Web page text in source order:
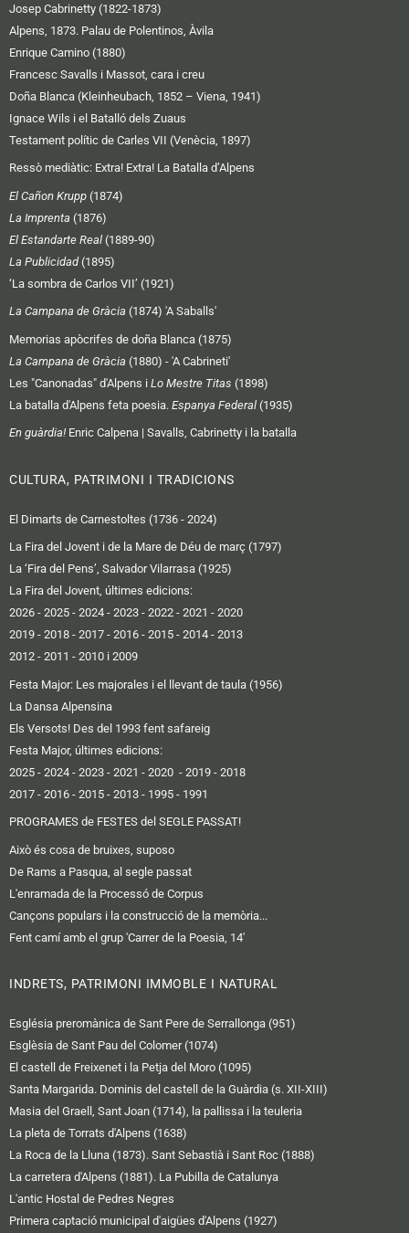
Josep Cabrinetty (1822-1873)
Alpens, 1873. Palau de Polentinos, Àvila
Enrique Camino (1880)
Francesc Savalls i Massot, cara i creu
Doña Blanca (Kleinheubach, 1852 – Viena, 1941)
Ignace Wils i el Batalló dels Zuaus
Testament polític de Carles VII (Venècia, 1897)
Ressò mediàtic: Extra! Extra! La Batalla d’Alpens
El Cañon Krupp (1874)
La Imprenta (1876)
El Estandarte Real (1889-90)
La Publicidad(1895)
‘La sombra de Carlos VII’ (1921)
La Campana de Gràcia (1874) 'A Saballs'
Memorias apòcrifes de doña Blanca (1875)
La Campana de Gràcia (1880) - 'A Cabrineti'
Les "Canonadas" d'Alpens i Lo Mestre Titas (1898)
La batalla d'Alpens feta poesia. Espanya Federal (1935)
En guàrdia! Enric Calpena | Savalls, Cabrinetty i la batalla
CULTURA, PATRIMONI I TRADICIONS
El Dimarts de Carnestoltes (1736 - 2024)
La Fira del Jovent i de la Mare de Déu de març (1797)
La ‘Fira del Pens’, Salvador Vilarrasa (1925)
La Fira del Jovent, últimes edicions:
2026 - 2025 - 2024 - 2023 - 2022 - 2021 - 2020
2019 - 2018 - 2017 - 2016 - 2015 - 2014 - 2013
2012 - 2011 - 2010 i 2009
Festa Major: Les majorales i el llevant de taula (1956)
La Dansa Alpensina
Els Versots! Des del 1993 fent safareig
Festa Major, últimes edicions:
2025 - 2024 - 2023 - 2021 - 2020 - 2019 - 2018
2017 - 2016 - 2015 - 2013 - 1995 - 1991
PROGRAMES de FESTES del SEGLE PASSAT!
Això és cosa de bruixes, suposo
De Rams a Pasqua, al segle passat
L'enramada de la Processó de Corpus
Cançons populars i la construcció de la memòria...
Fent camí amb el grup 'Carrer de la Poesia, 14'
INDRETS, PATRIMONI IMMOBLE I NATURAL
Església preromànica de Sant Pere de Serrallonga (951)
Esglèsia de Sant Pau del Colomer (1074)
El castell de Freixenet i la Petja del Moro (1095)
Santa Margarida. Dominis del castell de la Guàrdia (s. XII-XIII)
Masia del Graell, Sant Joan (1714), la pallissa i la teuleria
La pleta de Torrats d'Alpens (1638)
La Roca de la Lluna (1873). Sant Sebastià i Sant Roc (1888)
La carretera d'Alpens (1881). La Pubilla de Catalunya
L'antic Hostal de Pedres Negres
Primera captació municipal d'aigües d'Alpens (1927)